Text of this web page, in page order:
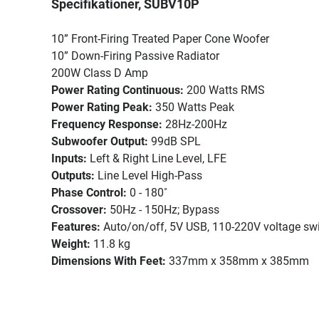
Specifikationer, SUBV10P
10” Front-Firing Treated Paper Cone Woofer
10” Down-Firing Passive Radiator
200W Class D Amp
Power Rating Continuous: 200 Watts RMS
Power Rating Peak: 350 Watts Peak
Frequency Response: 28Hz-200Hz
Subwoofer Output: 99dB SPL
Inputs: Left & Right Line Level, LFE
Outputs: Line Level High-Pass
Phase Control: 0 - 180˚
Crossover: 50Hz - 150Hz; Bypass
Features: Auto/on/off, 5V USB, 110-220V voltage
Weight: 11.8 kg
Dimensions With Feet: 337mm x 358mm x 385mm